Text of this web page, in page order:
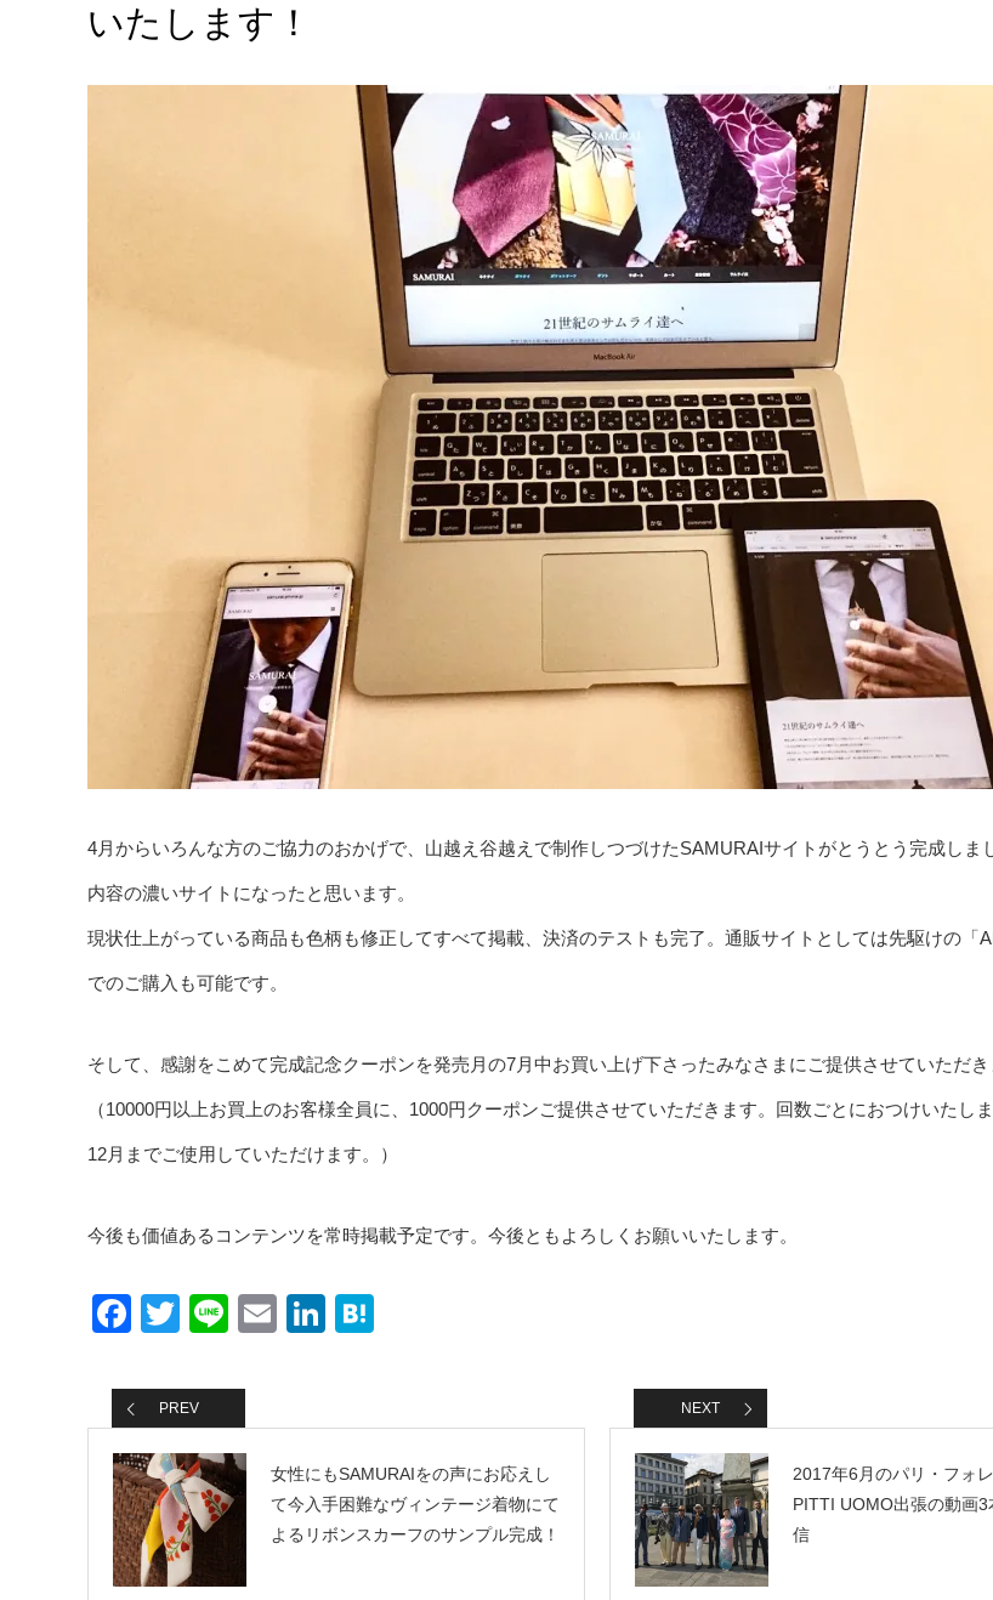
いたします！
4月からいろんな方のご協力のおかげで、山越え谷越えで制作しつづけたSAMURAIサイトがとうとう完成しま
内容の濃いサイトになったと思います。
現状仕上がっている商品も色柄も修正してすべて掲載、決済のテストも完了。通販サイトとしては先駆けの「
でのご購入も可能です。
そして、感謝をこめて完成記念クーポンを発売月の7月中お買い上げ下さったみなさまにご提供させていただき
（10000円以上お買上のお客様全員に、1000円クーポンご提供させていただきます。回数ごとにおつけいたし
12月までご使用していただけます。）
今後も価値あるコンテンツを常時掲載予定です。今後ともよろしくお願いいたします。
Facebook
Twitter
LineEmailLinkedIn
PREV
女性にもSAMURAIをの声にお応えし
て今入手困難なヴィンテージ着物にて
よるリボンスカーフのサンプル完成！
NEXT
2017年6月のパリ・フォ
PITTI UOMO出張の動画3
信